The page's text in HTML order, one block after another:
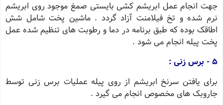
جهت انجام عمل ابریشم کشی بایستی صمغ موجود روی ابریشم
نرم شده و تخ فیلامنت آزاد گردد . ماشین پخت شامل شش
اطاقک بوده که طبق برنامه در دما و رطوبت های تنظیم شده عمل
پخت پیله انجام می شود .
5 - برس زنی :
برای یافتن سرنخ ابریشم از روی پیله عملیات برس زنی توسط
جاروبک های مخصوص انجام می گیرد .